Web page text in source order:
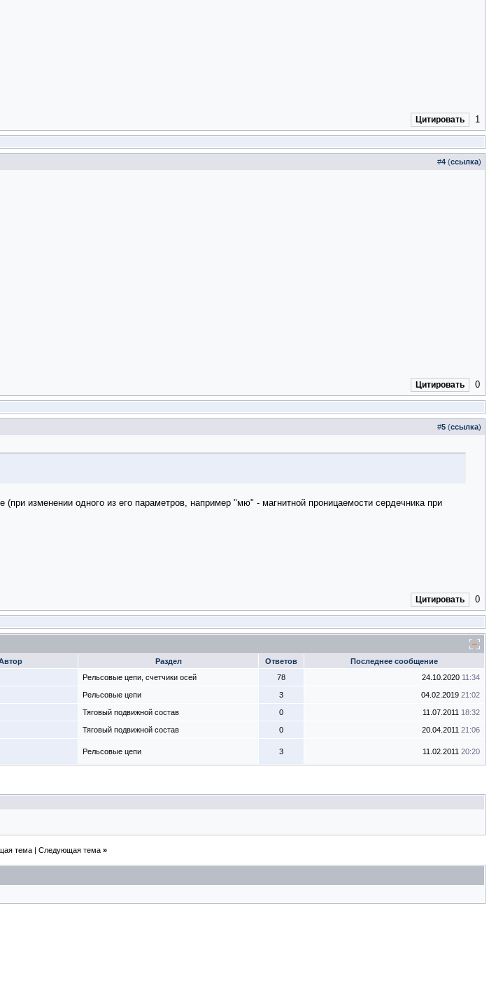
Цитировать 1
#4 (ссылка)
Цитировать 0
#5 (ссылка)
(при изменении одного из его параметров, например "мю" - магнитной проницаемости сердечника при
Цитировать 0
Раздел Ответов
Последнее сообщение
Рельсовые цепи, счетчики осей 78 24.10.2020 11:34
Рельсовые цепи 3 04.02.2019 21:02
Тяговый подвижной состав 0 11.07.2011 18:32
Тяговый подвижной состав 0 20.04.2011 21:06
Рельсовые цепи 3 11.02.2011 20:20
тема| Следующая тема »